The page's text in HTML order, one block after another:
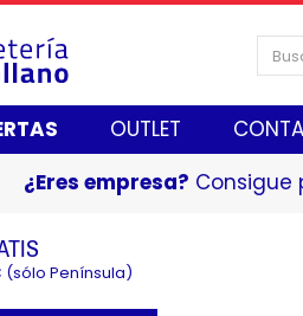
OUTLET
¿Eres empresa? Consigue
Península)